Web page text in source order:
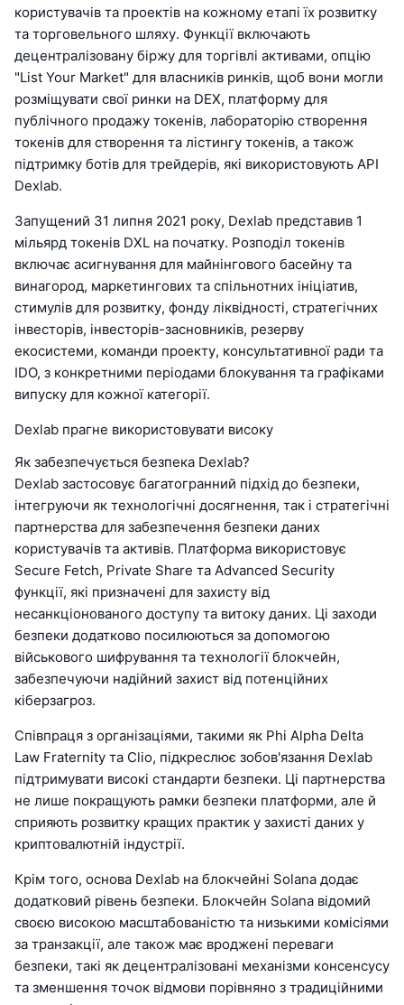
користувачів та проектів на кожному етапі їх розвитку
та торговельного шляху. Функції включають
децентралізовану біржу для торгівлі активами, опцію
"List Your Market" для власників ринків, щоб вони могли
розміщувати свої ринки на DEX, платформу для
публічного продажу токенів, лабораторію створення
токенів для створення та лістингу токенів, а також
підтримку ботів для трейдерів, які використовують API
Dexlab.
Запущений 31 липня 2021 року, Dexlab представив 1
мільярд токенів DXL на початку. Розподіл токенів
включає асигнування для майнінгового басейну та
винагород, маркетингових та спільнотних ініціатив,
стимулів для розвитку, фонду ліквідності, стратегічних
інвесторів, інвесторів-засновників, резерву
екосистеми, команди проекту, консультативної ради та
IDO, з конкретними періодами блокування та графіками
випуску для кожної категорії.
Dexlab прагне використовувати високу
Як забезпечується безпека Dexlab?
Dexlab застосовує багатогранний підхід до безпеки,
інтегруючи як технологічні досягнення, так і стратегічні
партнерства для забезпечення безпеки даних
користувачів та активів. Платформа використовує
Secure Fetch, Private Share та Advanced Security
функції, які призначені для захисту від
несанкціонованого доступу та витоку даних. Ці заходи
безпеки додатково посилюються за допомогою
військового шифрування та технології блокчейн,
забезпечуючи надійний захист від потенційних
кіберзагроз.
Співпраця з організаціями, такими як Phi Alpha Delta
Law Fraternity та Clio, підкреслює зобов'язання Dexlab
підтримувати високі стандарти безпеки. Ці партнерства
не лише покращують рамки безпеки платформи, але й
сприяють розвитку кращих практик у захисті даних у
криптовалютній індустрії.
Крім того, основа Dexlab на блокчейні Solana додає
додатковий рівень безпеки. Блокчейн Solana відомий
своєю високою масштабованістю та низькими комісіями
за транзакції, але також має вроджені переваги
безпеки, такі як децентралізовані механізми консенсусу
та зменшення точок відмови порівняно з традиційними